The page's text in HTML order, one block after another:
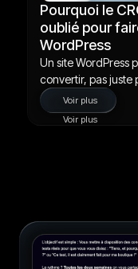
Pourquoi le
oublié pour
WordPress
Un site WordPress
convertir, pas juste
Voir plus
Voir plus